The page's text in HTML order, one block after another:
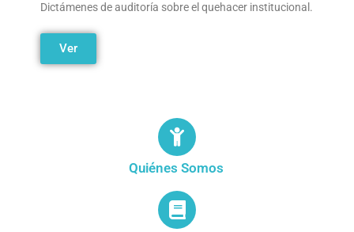
Dictámenes de auditoría sobre el quehacer institucional.
Ver
Quiénes Somos